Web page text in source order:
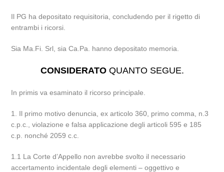
Il PG ha depositato requisitoria, concludendo per il rigetto di
entrambi i ricorsi.
Sia Ma.Fi. Srl, sia Ca.Pa. hanno depositato memoria.
CONSIDERATOQUANTO SEGUE.
In primis va esaminato il ricorso principale.
1. Il primo motivo denuncia, ex articolo 360, primo comma, n.3
c.p.c., violazione e falsa applicazione degli articoli 595 e 185
c.p. nonché 2059 c.c.
1.1 La Corte d’Appello non avrebbe svolto il necessario
accertamento incidentale degli elementi – oggettivo e